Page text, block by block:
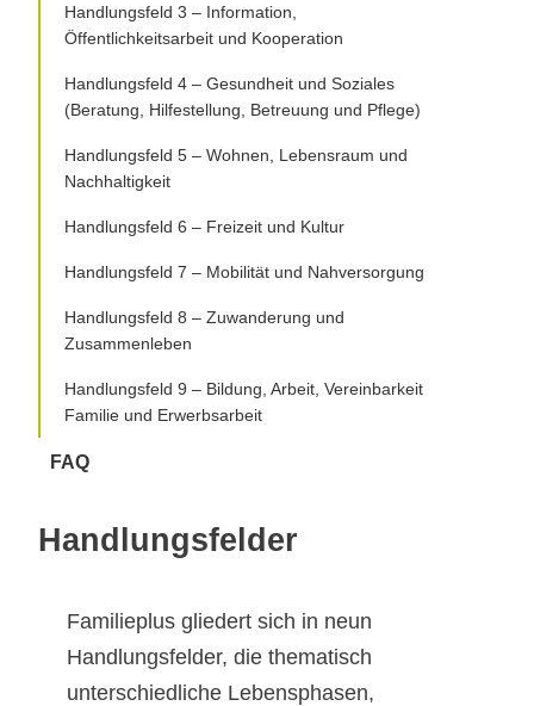
Handlungsfeld 3 – Information,
Öffentlichkeitsarbeit und Kooperation
Handlungsfeld 4 – Gesundheit und Soziales
(Beratung, Hilfestellung, Betreuung und Pflege)
Handlungsfeld 5 – Wohnen, Lebensraum und
Nachhaltigkeit
Handlungsfeld 6 – Freizeit und Kultur
Handlungsfeld 7 – Mobilität und Nahversorgung
Handlungsfeld 8 – Zuwanderung und
Zusammenleben
Handlungsfeld 9 – Bildung, Arbeit, Vereinbarkeit
Familie und Erwerbsarbeit
FAQ
Handlungsfelder
Familieplus gliedert sich in neun
Handlungsfelder, die thematisch
unterschiedliche Lebensphasen,